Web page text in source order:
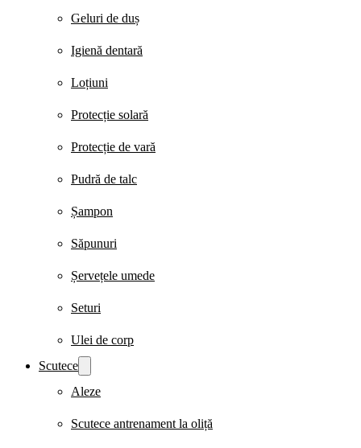
Geluri de duș
Igienă dentară
Loțiuni
Protecție solară
Protecție de vară
Pudră de talc
Șampon
Săpunuri
Șervețele umede
Seturi
Ulei de corp
Scutece
Aleze
Scutece antrenament la oliță